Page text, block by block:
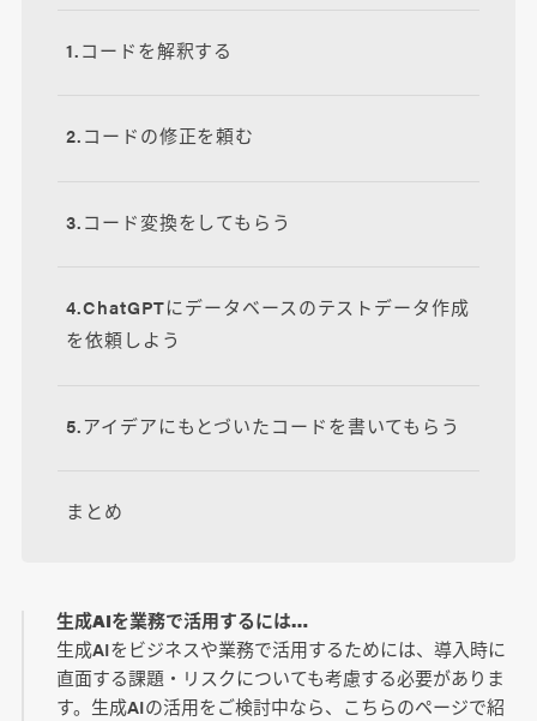
1.コードを解釈する
2.コードの修正を頼む
3.コード変換をしてもらう
4.ChatGPTにデータベースのテストデータ作成
を依頼しよう
5.アイデアにもとづいたコードを書いてもらう
まとめ
生成AIを業務で活用するには…
生成AIをビジネスや業務で活用するためには、導入時に
直面する課題・リスクについても考慮する必要がありま
す。生成AIの活用をご検討中なら、こちらのページで紹